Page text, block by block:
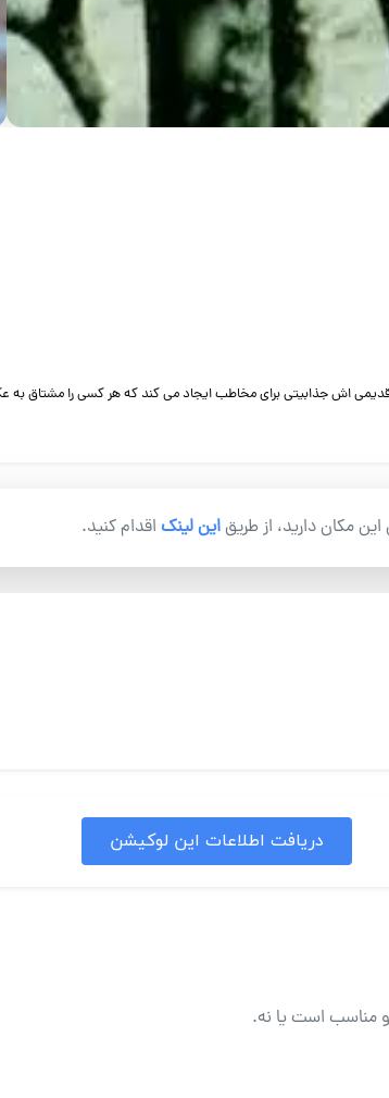
اش جذابیتی برای مخاطب ایجاد می کند که هر کسی را مشتاق به
این مکان دارید، از طریقاین لینک اقدام کنید.
دریافت اطلاعات این لوکیشن
مناسب است یا نه.